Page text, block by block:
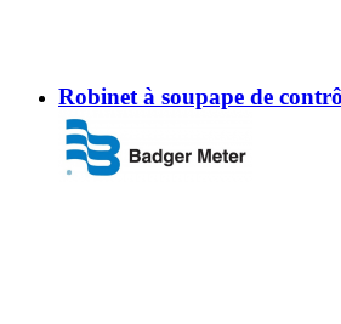
Robinet à soupape de